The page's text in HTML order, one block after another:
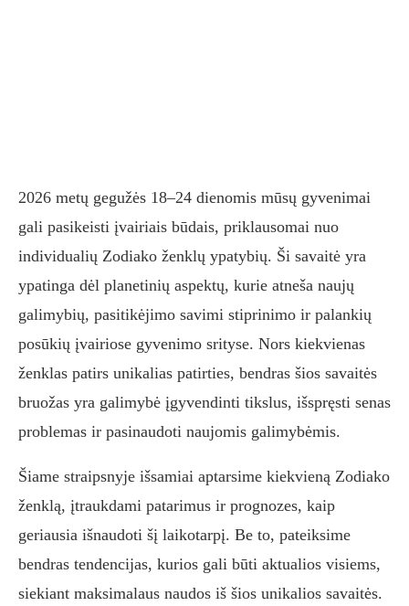
2026 metų gegužės 18–24 dienomis mūsų gyvenimai
gali pasikeisti įvairiais būdais, priklausomai nuo
individualių Zodiako ženklų ypatybių. Ši savaitė yra
ypatinga dėl planetinių aspektų, kurie atneša naujų
galimybių, pasitikėjimo savimi stiprinimo ir palankių
posūkių įvairiose gyvenimo srityse. Nors kiekvienas
ženklas patirs unikalias patirties, bendras šios savaitės
bruožas yra galimybė įgyvendinti tikslus, išspręsti senas
problemas ir pasinaudoti naujomis galimybėmis.
Šiame straipsnyje išsamiai aptarsime kiekvieną Zodiako
ženklą, įtraukdami patarimus ir prognozes, kaip
geriausia išnaudoti šį laikotarpį. Be to, pateiksime
bendras tendencijas, kurios gali būti aktualios visiems,
siekiant maksimalaus naudos iš šios unikalios savaitės.